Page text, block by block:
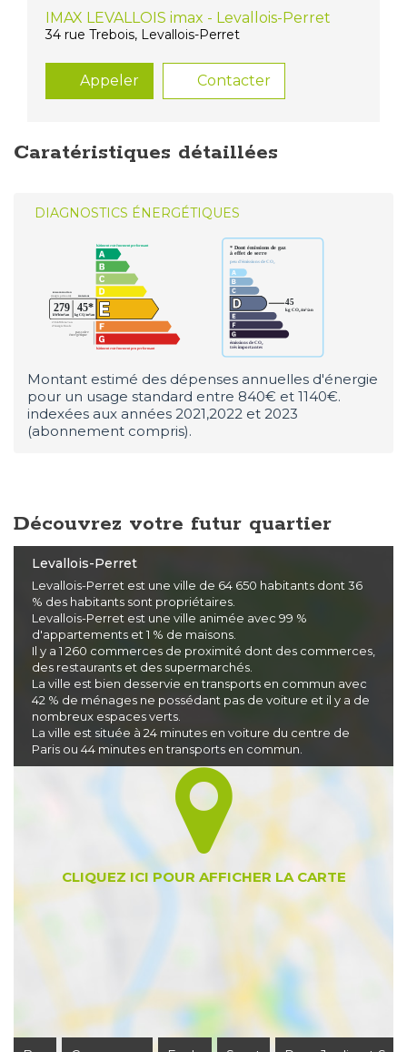
IMAX LEVALLOIS imax - Levallois-Perret
34 rue Trebois, Levallois-Perret
Appeler Contacter
Caratéristiques détaillées
DIAGNOSTICS ÉNERGÉTIQUES
Montant estimé des dépenses annuelles d'énergie
pour un usage standard entre 840€ et 1140€.
indexées aux années 2021,2022 et 2023
(abonnement compris).
Découvrez votre futur quartier
Levallois-Perret
Levallois-Perret est une ville de 64 650 habitants dont 36
% des habitants sont propriétaires.
Levallois-Perret est une ville animée avec 99 %
d'appartements et 1 % de maisons.
Il y a 1 260 commerces de proximité dont des commerces,
des restaurants et des supermarchés.
La ville est bien desservie en transports en commun avec
42 % de ménages ne possédant pas de voiture et il y a de
nombreux espaces verts.
La ville est située à 24 minutes en voiture du centre de
Paris ou 44 minutes en transports en commun.